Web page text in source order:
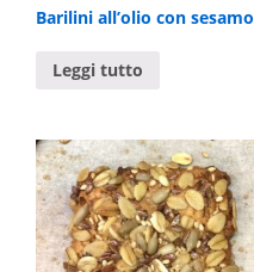
Barilini all’olio con sesamo
Leggi tutto